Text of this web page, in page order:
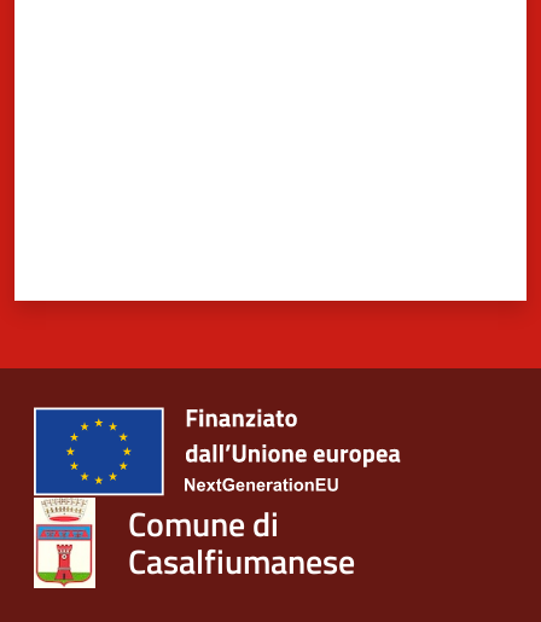
Comune di
Casalfiumanese